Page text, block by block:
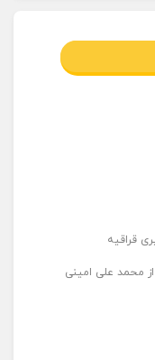
قراقیه
محمد علی امینی